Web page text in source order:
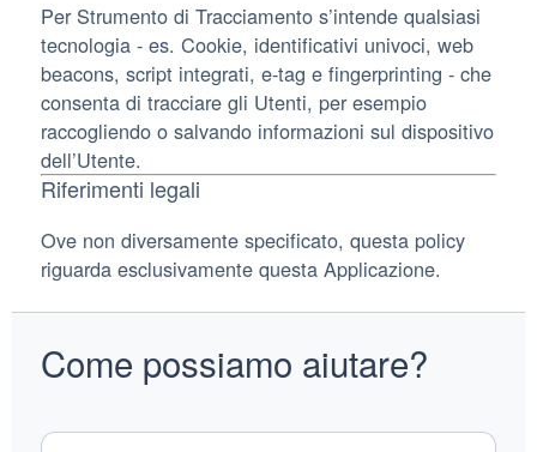
Per Strumento di Tracciamento s’intende qualsiasi
tecnologia - es. Cookie, identificativi univoci, web
beacons, script integrati, e-tag e fingerprinting - che
consenta di tracciare gli Utenti, per esempio
raccogliendo o salvando informazioni sul dispositivo
dell’Utente.
Riferimenti legali
Ove non diversamente specificato, questa policy
riguarda esclusivamente questa Applicazione.
Come possiamo aiutare?